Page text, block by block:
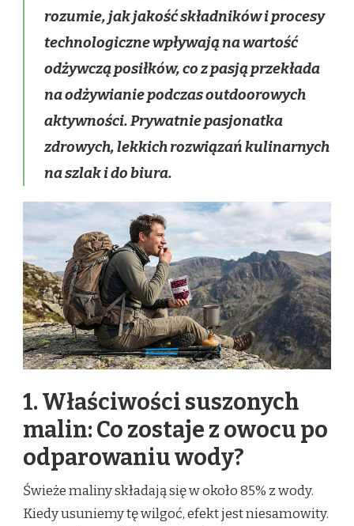
rozumie, jak jakość składników i procesy
technologiczne wpływają na wartość
odżywczą posiłków, co z pasją przekłada
na odżywianie podczas outdoorowych
aktywności. Prywatnie pasjonatka
zdrowych, lekkich rozwiązań kulinarnych
na szlak i do biura.
1. Właściwości suszonych
malin: Co zostaje z owocu po
odparowaniu wody?
Świeże maliny składają się w około 85% z wody.
Kiedy usuniemy tę wilgoć, efekt jest niesamowity.